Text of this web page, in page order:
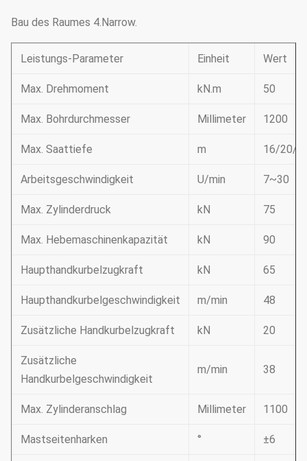
Bau des Raumes 4.Narrow.
Leistungs-Parameter Einheit Wert
Max. Drehmoment kN.m 50
Max. Bohrdurchmesser Millimeter 1200
Max. Saattiefe m 16/20/
Arbeitsgeschwindigkeit U/min 7~30
Max. Zylinderdruck kN 75
Max. Hebemaschinenkapazität kN 90
Haupthandkurbelzugkraft kN 65
Haupthandkurbelgeschwindigkeit m/min 48
Zusätzliche Handkurbelzugkraft kN 20
Zusätzliche
Handkurbelgeschwindigkeit
m/min 38
Max. Zylinderanschlag Millimeter 1100
Mastseitenharken ° ±6